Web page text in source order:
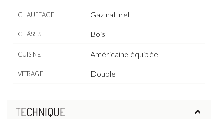
CHAUFFAGE Gaz naturel
CHÂSSIS Bois
CUISINE Américaine équipée
VITRAGE Double
TECHNIQUE